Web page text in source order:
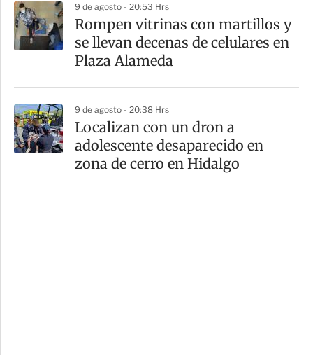
9 de agosto - 20:53 Hrs
Rompen vitrinas con martillos y
se llevan decenas de celulares en
Plaza Alameda
9 de agosto - 20:38 Hrs
Localizan con un dron a
adolescente desaparecido en
zona de cerro en Hidalgo